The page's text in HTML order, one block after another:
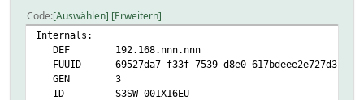
Code Auswählen Erweitern
Internals:
DEF 192.168.nnn.nnn
FUUID 69527da7-f33f-7539-d8e0-617bdeee2e727d3f
GEN 3
ID S3SW-001X16EU